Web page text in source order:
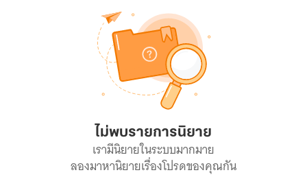
ไม่พบรายการนิยาย
เรามีนิยายในระบบมากมาย
ลองมาหานิยายเรื่องโปรดของคุณกัน